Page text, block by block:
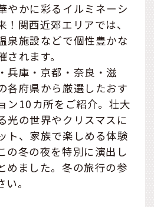
やかに彩るイルミネーシ
！関西近郊エリアでは、
泉施設などで個性豊かな
れます。
兵庫・京都・奈良・滋
各府県から厳選したおす
ン10カ所をご紹介。壮大
光の世界やクリスマスに
ト、家族で楽しめる体験
の冬の夜を特別に演出し
めました。冬の旅行の参
。